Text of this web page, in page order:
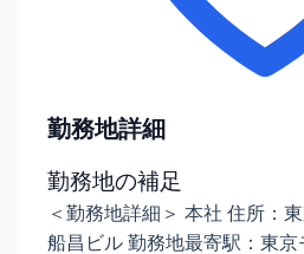
勤務地詳細
勤務地の補足
＜勤務地詳細＞ 本社 住所：
船昌ビル 勤務地最寄駅：東京